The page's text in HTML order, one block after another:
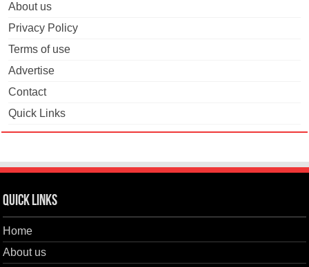
About us
Privacy Policy
Terms of use
Advertise
Contact
Quick Links
Quick Links
Home
About us